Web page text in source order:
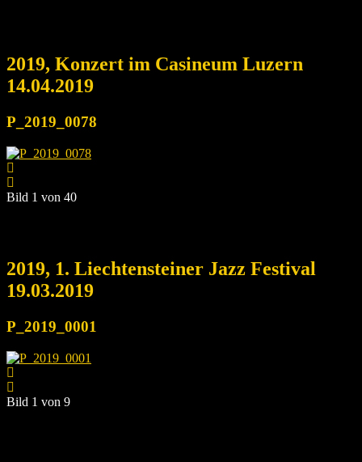
2019, Konzert im Casineum Luzern
14.04.2019
P_2019_0078
Bild 1 von 40
2019, 1. Liechtensteiner Jazz Festival
19.03.2019
P_2019_0001
Bild 1 von 9